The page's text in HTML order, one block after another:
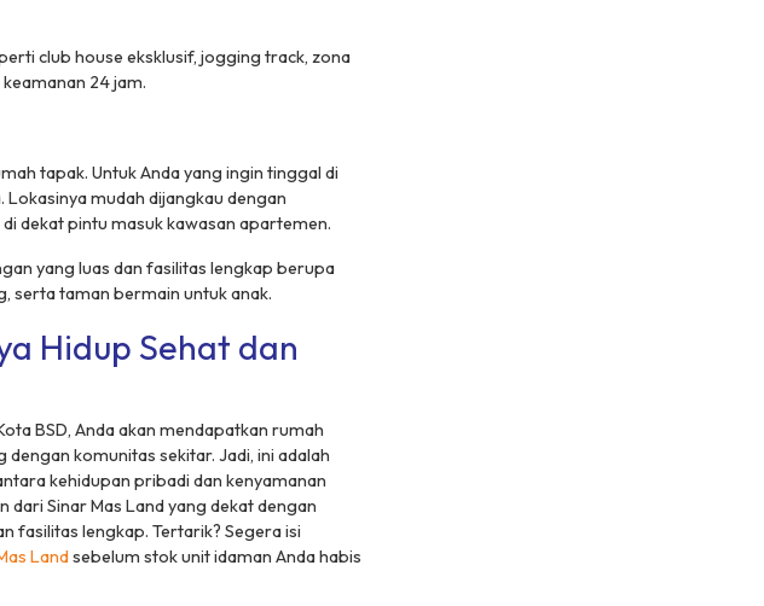
club house eksklusif, jogging track, zona
24 jam.
tapak. Untuk Anda yang ingin tinggal di
mudah dijangkau dengan
dekat pintu masuk kawasan apartemen.
yang luas dan fasilitas lengkap berupa
, serta taman bermain untuk anak.
Hidup Sehat dan
BSD, Anda akan mendapatkan rumah
komunitas sekitar. Jadi, ini adalah
kehidupan pribadi dan kenyamanan
Sinar Mas Land yang dekat dengan
fasilitas lengkap. Tertarik? Segera isi
Landsebelum stok unit idaman Anda habis